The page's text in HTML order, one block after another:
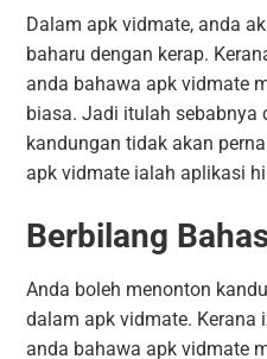
Dalam apk vidmate, anda
baharu dengan kerap.
anda bahawa apk vidmate
biasa. Jadi itulah sebabnya
kandungan tidak akan
apk vidmate ialah aplikasi
Berbilang
Anda boleh menonton
dalam apk vidmate. Kerana
anda bahawa apk vidmate